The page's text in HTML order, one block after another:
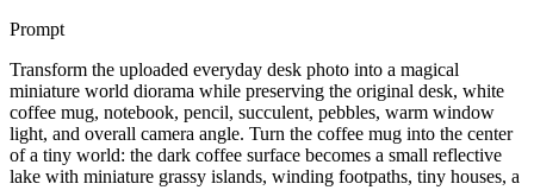
Prompt
Transform the uploaded everyday desk photo into a magical
miniature world diorama while preserving the original desk, white
coffee mug, notebook, pencil, succulent, pebbles, warm window
light, and overall camera angle. Turn the coffee mug into the center
of a tiny world: the dark coffee surface becomes a small reflective
lake with miniature grassy islands, winding footpaths, tiny houses, a